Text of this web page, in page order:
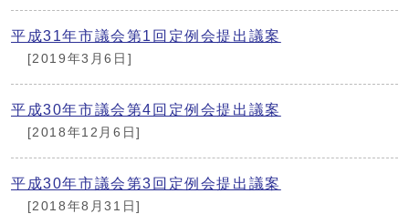
平成31年市議会第1回定例会提出議案
[2019年3月6日]
平成30年市議会第4回定例会提出議案
[2018年12月6日]
平成30年市議会第3回定例会提出議案
[2018年8月31日]